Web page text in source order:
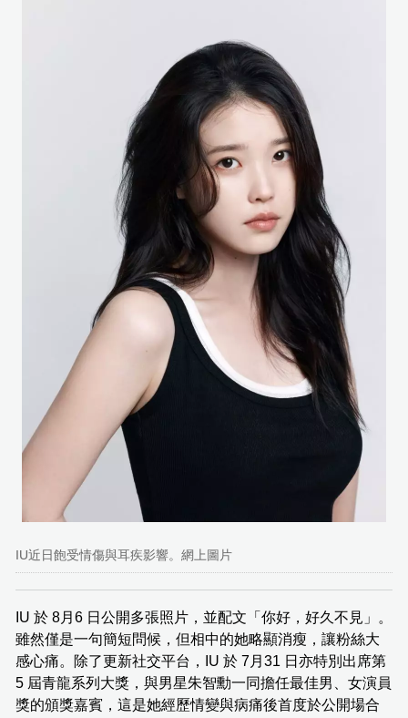
IU近日飽受情傷與耳疾影響。網上圖片
IU 於 8月6 日公開多張照片，並配文「你好，好久不見」。
雖然僅是一句簡短問候，但相中的她略顯消瘦，讓粉絲大
感心痛。除了更新社交平台，IU 於 7月31 日亦特別出席第
5 屆青龍系列大獎，與男星朱智勳一同擔任最佳男、女演員
獎的頒獎嘉賓，這是她經歷情變與病痛後首度於公開場合